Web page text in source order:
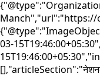
Manch","url":"https://
03-